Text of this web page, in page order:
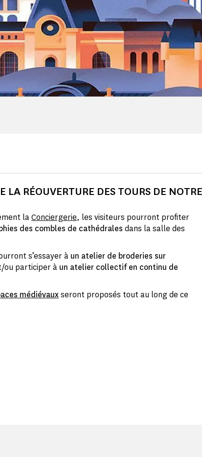
LA RÉOUVERTURE DES TOURS DE
laConciergerie, les visiteurs pourront profiter
des combles de cathédrales dans la salle des
s’essayer à un atelier de broderies sur
ou participer à un atelier collectif en continu de
médiévauxseront proposés tout au long de ce